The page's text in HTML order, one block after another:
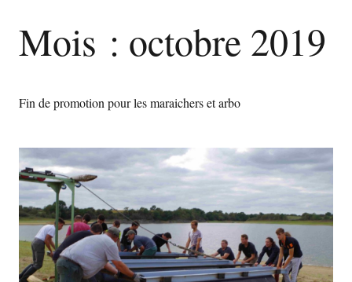
Mois : octobre 2019
Fin de promotion pour les maraichers et arbo